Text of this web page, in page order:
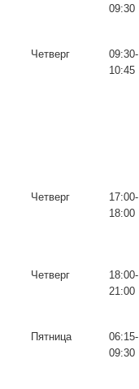
09:30
Четверг
09:30-
10:45
Четверг
17:00-
18:00
Четверг
18:00-
21:00
Пятница
06:15-
09:30